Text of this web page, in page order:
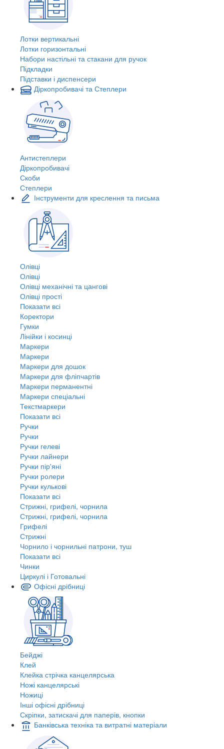
Лотки вертикальні
Лотки горизонтальні
Набори настільні та стакани для ручок
Підкладки
Підставки і диспенсери
Діркопробивачі та Степлери
Антистеплери
Діркопробивачі
Скоби
Степлери
Інструменти для креслення та письма
Олівці
Олівці
Олівці механічні та цангові
Олівці прості
Показати всі
Коректори
Гумки
Лінійки і косинці
Маркери
Маркери
Маркери для дошок
Маркери для фліпчартів
Маркери перманентні
Маркери спеціальні
Текстмаркери
Показати всі
Ручки
Ручки
Ручки гелеві
Ручки лайнери
Ручки пір'яні
Ручки ролери
Ручки кулькові
Показати всі
Стрижні, грифелі, чорнила
Стрижні, грифелі, чорнила
Грифелі
Стрижні
Чорнило і чорнильні патрони, туш
Показати всі
Чинки
Циркулі і Готовальні
Офісні дрібниці
Бейджі
Клей
Клейка стрічка канцелярська
Ножі канцелярські
Ножиці
Інші офісні дрібниці
Скріпки, затискачі для паперів, кнопки
Банківська техніка та витратні матеріали